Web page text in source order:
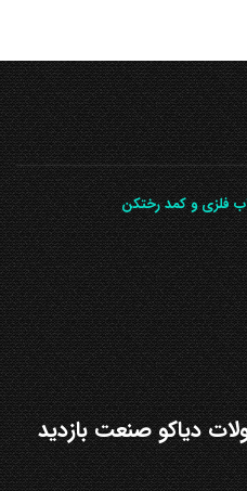
فلزی و کمد رختکن
دیاکو صنعت بازدید